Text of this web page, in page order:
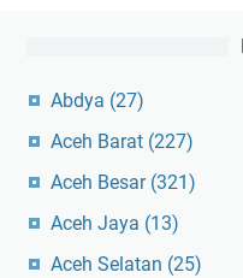
Abdya (27)
Aceh Barat (227)
Aceh Besar (321)
Aceh Jaya (13)
Aceh Selatan (25)